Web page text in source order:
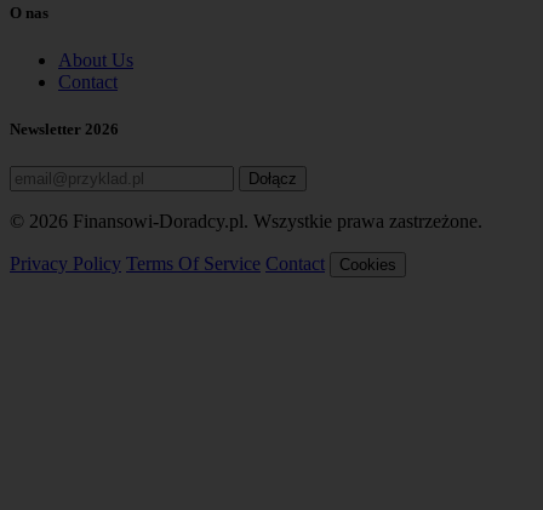
O nas
About Us
Contact
Newsletter 2026
Dołącz
© 2026 Finansowi-Doradcy.pl. Wszystkie prawa zastrzeżone.
Privacy Policy Terms Of Service Contact Cookies